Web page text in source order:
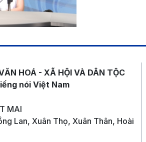
HOÁ - XÃ HỘI VÀ DÂN TỘC
nói Việt Nam
MAI
Lan, Xuân Thọ, Xuân Thân, Hoài